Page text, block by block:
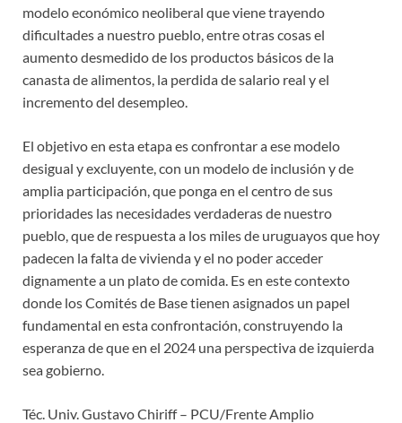
modelo económico neoliberal que viene trayendo
dificultades a nuestro pueblo, entre otras cosas el
aumento desmedido de los productos básicos de la
canasta de alimentos, la perdida de salario real y el
incremento del desempleo.
El objetivo en esta etapa es confrontar a ese modelo
desigual y excluyente, con un modelo de inclusión y de
amplia participación, que ponga en el centro de sus
prioridades las necesidades verdaderas de nuestro
pueblo, que de respuesta a los miles de uruguayos que hoy
padecen la falta de vivienda y el no poder acceder
dignamente a un plato de comida. Es en este contexto
donde los Comités de Base tienen asignados un papel
fundamental en esta confrontación, construyendo la
esperanza de que en el 2024 una perspectiva de izquierda
sea gobierno.
Téc. Univ. Gustavo Chiriff – PCU/Frente Amplio